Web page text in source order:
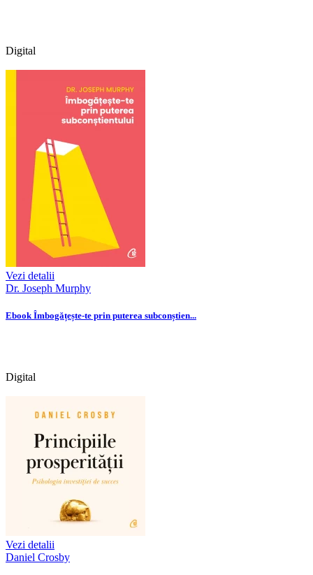
Digital
Vezi detalii
Dr. Joseph Murphy
Ebook Îmbogățește-te prin puterea subconștien...
Digital
Vezi detalii
Daniel Crosby